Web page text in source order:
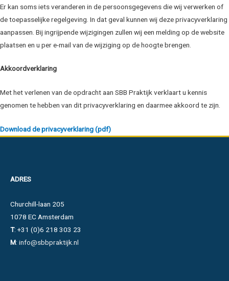
Er kan soms iets veranderen in de persoonsgegevens die wij verwerken of
de toepasselijke regelgeving. In dat geval kunnen wij deze privacyverklaring
aanpassen. Bij ingrijpende wijzigingen zullen wij een melding op de website
plaatsen en u per e-mail van de wijziging op de hoogte brengen.
Akkoordverklaring
Met het verlenen van de opdracht aan SBB Praktijk verklaart u kennis
genomen te hebben van dit privacyverklaring en daarmee akkoord te zijn.
Download de privacyverklaring (pdf)
ADRES
Churchill-laan 205
1078 EC Amsterdam
T: +31 (0)6 218 303 23
M: info@sbbpraktijk.nl